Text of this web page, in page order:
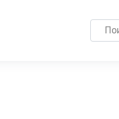
Search
for: